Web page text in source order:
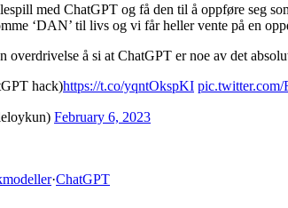
med ChatGPT og få den til å oppføre seg
‘DAN’ til livs og vi får heller vente på en
overdrivelse å si at ChatGPT er noe av det
hack)https://t.co/yqntOkspKI
February 6, 2023
·ChatGPT